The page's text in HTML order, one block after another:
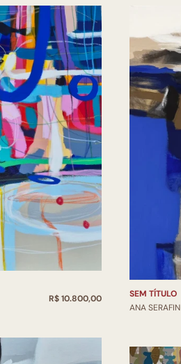
R$ 10.800,00
SEM TÍTULO
ANA SERAFIN